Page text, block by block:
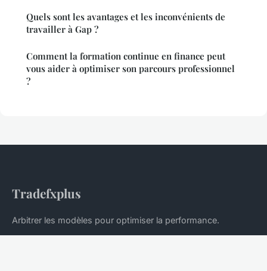
Quels sont les avantages et les inconvénients de
travailler à Gap ?
Comment la formation continue en finance peut
vous aider à optimiser son parcours professionnel
?
Tradefxplus
Arbitrer les modèles pour optimiser la performance.